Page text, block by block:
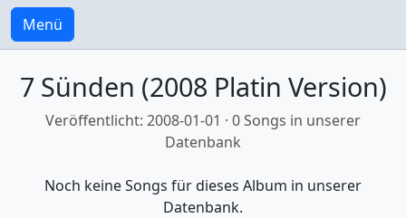
Menü
7 Sünden (2008 Platin Version)
Veröffentlicht: 2008-01-01 · 0 Songs in unserer
Datenbank
Noch keine Songs für dieses Album in unserer
Datenbank.